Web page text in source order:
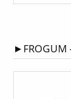
►FROGUM